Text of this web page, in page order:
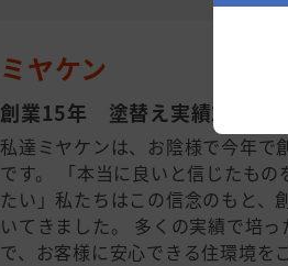
ミヤケン
創業15年 塗替え実績2,345
私達ミヤケンは、お陰様で今年で
です。 「本当に良いと信じたも
たい」私たちはこの信念のもと、
いてきました。 多くの実績で培
で、お客様に安心できる住環境を